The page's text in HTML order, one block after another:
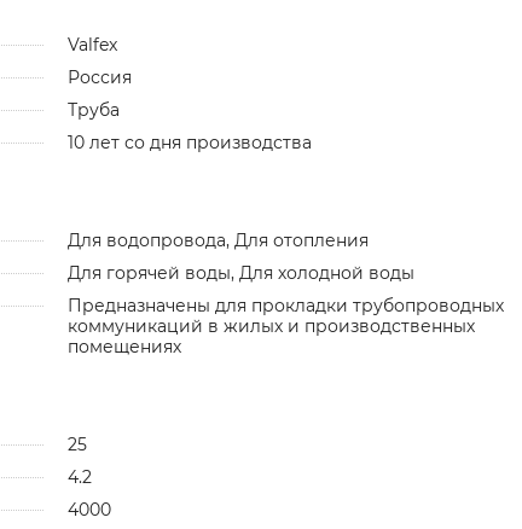
Valfex
Россия
Труба
10 лет со дня производства
Для водопровода, Для отопления
Для горячей воды, Для холодной воды
Предназначены для прокладки трубопроводных
коммуникаций в жилых и производственных
помещениях
25
4.2
4000